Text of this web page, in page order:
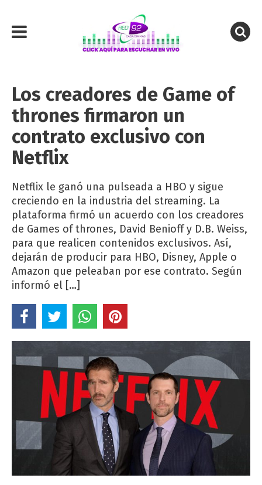
Los creadores de Game of
thrones firmaron un
contrato exclusivo con
Netflix
Netflix le ganó una pulseada a HBO y sigue
creciendo en la industria del streaming. La
plataforma firmó un acuerdo con los creadores
de Games of thrones, David Benioff y D.B. Weiss,
para que realicen contenidos exclusivos. Así,
dejarán de producir para HBO, Disney, Apple o
Amazon que peleaban por ese contrato. Según
informó el […]